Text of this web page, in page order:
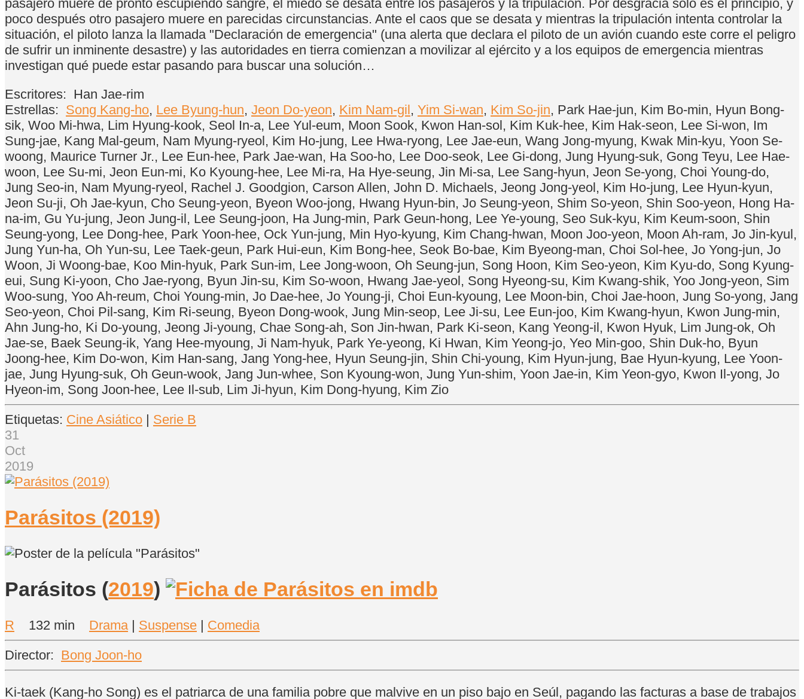
pasajero muere de pronto escupiendo sangre, el miedo se desata entre los pasajeros y la tripulación. Por desgracia solo es el principio, y
poco después otro pasajero muere en parecidas circunstancias. Ante el caos que se desata y mientras la tripulación intenta controlar la
situación, el piloto lanza la llamada "Declaración de emergencia" (una alerta que declara el piloto de un avión cuando este corre el peligro
de sufrir un inminente desastre) y las autoridades en tierra comienzan a movilizar al ejército y a los equipos de emergencia mientras
investigan qué puede estar pasando para buscar una solución…
Escritores: Han Jae-rim
Estrellas: Song Kang-ho, Lee Byung-hun, Jeon Do-yeon, Kim Nam-gil, Yim Si-wan, Kim So-jin, Park Hae-jun, Kim Bo-min, Hyun Bong-
sik, Woo Mi-hwa, Lim Hyung-kook, Seol In-a, Lee Yul-eum, Moon Sook, Kwon Han-sol, Kim Kuk-hee, Kim Hak-seon, Lee Si-won, Im
Sung-jae, Kang Mal-geum, Nam Myung-ryeol, Kim Ho-jung, Lee Hwa-ryong, Lee Jae-eun, Wang Jong-myung, Kwak Min-kyu, Yoon Se-
woong, Maurice Turner Jr., Lee Eun-hee, Park Jae-wan, Ha Soo-ho, Lee Doo-seok, Lee Gi-dong, Jung Hyung-suk, Gong Teyu, Lee Hae-
woon, Lee Su-mi, Jeon Eun-mi, Ko Kyoung-hee, Lee Mi-ra, Ha Hye-seung, Jin Mi-sa, Lee Sang-hyun, Jeon Se-yong, Choi Young-do,
Jung Seo-in, Nam Myung-ryeol, Rachel J. Goodgion, Carson Allen, John D. Michaels, Jeong Jong-yeol, Kim Ho-jung, Lee Hyun-kyun,
Jeon Su-ji, Oh Jae-kyun, Cho Seung-yeon, Byeon Woo-jong, Hwang Hyun-bin, Jo Seung-yeon, Shim So-yeon, Shin Soo-yeon, Hong Ha-
na-im, Gu Yu-jung, Jeon Jung-il, Lee Seung-joon, Ha Jung-min, Park Geun-hong, Lee Ye-young, Seo Suk-kyu, Kim Keum-soon, Shin
Seung-yong, Lee Dong-hee, Park Yoon-hee, Ock Yun-jung, Min Hyo-kyung, Kim Chang-hwan, Moon Joo-yeon, Moon Ah-ram, Jo Jin-kyul,
Jung Yun-ha, Oh Yun-su, Lee Taek-geun, Park Hui-eun, Kim Bong-hee, Seok Bo-bae, Kim Byeong-man, Choi Sol-hee, Jo Yong-jun, Jo
Woon, Ji Woong-bae, Koo Min-hyuk, Park Sun-im, Lee Jong-woon, Oh Seung-jun, Song Hoon, Kim Seo-yeon, Kim Kyu-do, Song Kyung-
eui, Sung Ki-yoon, Cho Jae-ryong, Byun Jin-su, Kim So-woon, Hwang Jae-yeol, Song Hyeong-su, Kim Kwang-shik, Yoo Jong-yeon, Sim
Woo-sung, Yoo Ah-reum, Choi Young-min, Jo Dae-hee, Jo Young-ji, Choi Eun-kyoung, Lee Moon-bin, Choi Jae-hoon, Jung So-yong, Jang
Seo-yeon, Choi Pil-sang, Kim Ri-seung, Byeon Dong-wook, Jung Min-seop, Lee Ji-su, Lee Eun-joo, Kim Kwang-hyun, Kwon Jung-min,
Ahn Jung-ho, Ki Do-young, Jeong Ji-young, Chae Song-ah, Son Jin-hwan, Park Ki-seon, Kang Yeong-il, Kwon Hyuk, Lim Jung-ok, Oh
Jae-se, Baek Seung-ik, Yang Hee-myoung, Ji Nam-hyuk, Park Ye-yeong, Ki Hwan, Kim Yeong-jo, Yeo Min-goo, Shin Duk-ho, Byun
Joong-hee, Kim Do-won, Kim Han-sang, Jang Yong-hee, Hyun Seung-jin, Shin Chi-young, Kim Hyun-jung, Bae Hyun-kyung, Lee Yoon-
jae, Jung Hyung-suk, Oh Geun-wook, Jang Jun-whee, Son Kyoung-won, Jung Yun-shim, Yoon Jae-in, Kim Yeon-gyo, Kwon Il-yong, Jo
Hyeon-im, Song Joon-hee, Lee Il-sub, Lim Ji-hyun, Kim Dong-hyung, Kim Zio
Etiquetas: Cine Asiático
Serie B
31
Oct
2019
Parásitos (2019)
Parásitos (2019)
R 132 min Drama | Suspense | Comedia
Director: Bong Joon-ho
Ki-taek (Kang-ho Song) es el patriarca de una familia pobre que malvive en un piso bajo en Seúl, pagando las facturas a base de trabajos